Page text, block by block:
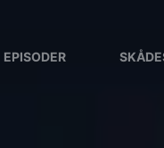
EPISODER